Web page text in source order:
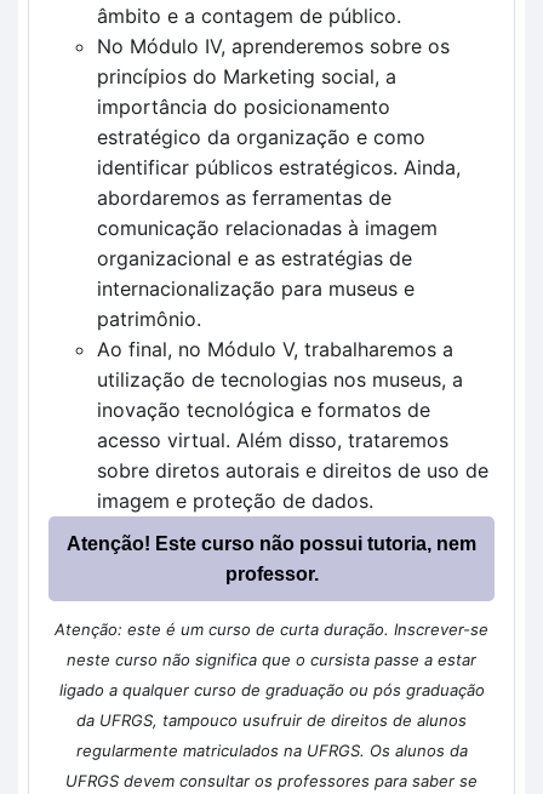
âmbito e a contagem de público.
No Módulo IV, aprenderemos sobre os
princípios do Marketing social, a
importância do posicionamento
estratégico da organização e como
identificar públicos estratégicos. Ainda,
abordaremos as ferramentas de
comunicação relacionadas à imagem
organizacional e as estratégias de
internacionalização para museus e
patrimônio.
Ao final, no Módulo V, trabalharemos a
utilização de tecnologias nos museus, a
inovação tecnológica e formatos de
acesso virtual. Além disso, trataremos
sobre diretos autorais e direitos de uso de
imagem e proteção de dados.
Atenção! Este curso não possui tutoria, nem
professor.
Atenção: este é um curso de curta duração. Inscrever-se
neste curso não significa que o cursista passe a estar
ligado a qualquer curso de graduação ou pós graduação
da UFRGS, tampouco usufruir de direitos de alunos
regularmente matriculados na UFRGS. Os alunos da
UFRGS devem consultar os professores para saber se